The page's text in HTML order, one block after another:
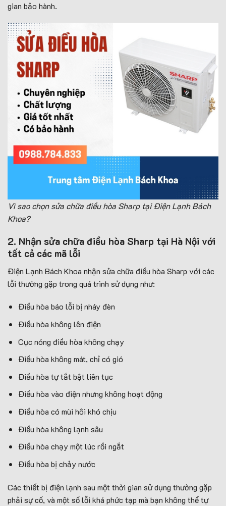
gian bảo hành.
Vì sao chọn sửa chữa điều hòa Sharp tại Điện Lạnh Bách
Khoa?
2. Nhận sửa chữa điều hòa Sharp tại Hà Nội với
tất cả các mã lỗi
Điện Lạnh Bách Khoa nhận sửa chữa điều hòa Sharp với các
lỗi thường gặp trong quá trình sử dụng như:
Điều hòa báo lỗi bị nháy đèn
Điều hòa không lên điện
Cục nóng điều hòa không chạy
Điều hòa không mát, chỉ có gió
Điều hòa tự tắt bật liên tục
Điều hòa vào điện nhưng không hoạt động
Điều hòa có mùi hôi khó chịu
Điều hòa không lạnh sâu
Điều hòa chạy một lúc rồi ngắt
Điều hòa bị chảy nước
Các thiết bị điện lạnh sau một thời gian sử dụng thường gặp
phải sự cố, và một số lỗi khá phức tạp mà bạn không thể tự